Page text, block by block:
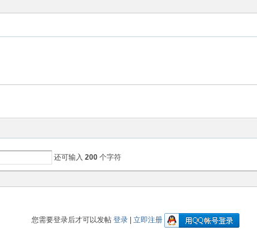
还可输入200 个字符
您需要登录后才可以发帖登录 |立即注册